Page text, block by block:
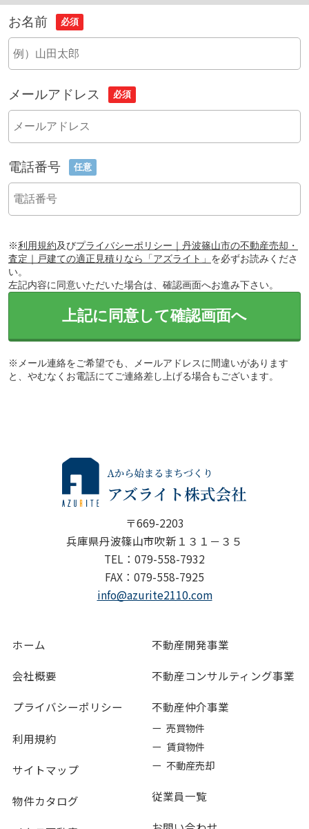
お名前 必須
メールアドレス 必須
電話番号 任意
※利用規約及びプライバシーポリシー｜丹波篠山市の不動産売却・
査定｜戸建ての適正見積りなら「アズライト」 を必ずお読みくださ
い。
左記内容に同意いただいた場合は、確認画面へお進み下さい。
上記に同意して確認画面へ
※メール連絡をご希望でも、メールアドレスに間違いがあります
と、やむなくお電話にてご連絡差し上げる場合もございます。
〒669-2203
兵庫県丹波篠山市吹新１３１－３５
TEL：079-558-7932
FAX：079-558-7925
info@azurite2110.com
ホーム
会社概要
プライバシーポリシー
利用規約
サイトマップ
物件カタログ
不動産開発事業
不動産コンサルティング事業
不動産仲介事業
ー 売買物件
ー 賃貸物件
ー 不動産売却
従業員一覧